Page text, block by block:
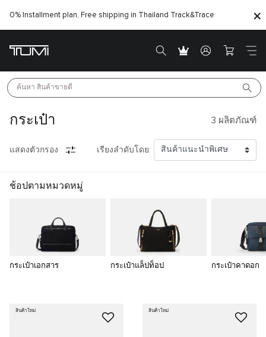
0% Installment plan, Free shipping in Thailand Track&Trace
ค้นหา สินค้าขายดี
กระเป๋า 3 ผลิตภัณฑ์
แสดงตัวกรอง เรียงลำดับโดย:
ช้อปตามหมวดหมู่
กระเป๋าเอกสาร กระเป๋าแล็ปท็อป กระเป๋าคาดอก
สินค้าใหม่ สินค้าใหม่